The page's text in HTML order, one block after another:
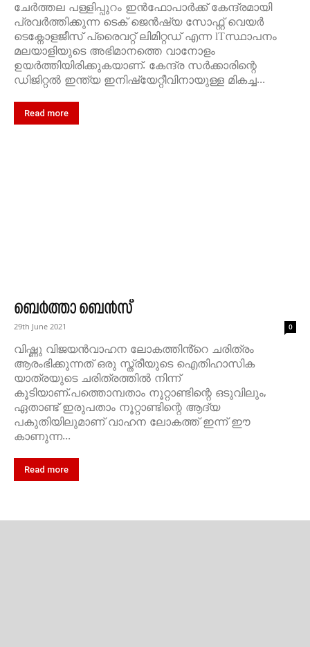
ചേർത്തല പള്ളിപ്പുറം ഇൻഫോപാർക്ക് കേന്ദ്രമായി
പ്രവർത്തിക്കുന്ന ടെക് ജെൻഷ്യ സോഫ്റ്റ് വെയർ
ടെക്നോളജീസ് പ്രൈവറ്റ് ലിമിറ്റഡ് എന്ന lTസ്ഥാപനം
മലയാളിയുടെ അഭിമാനത്തെ വാനോളം
ഉയർത്തിയിരിക്കുകയാണ്. കേന്ദ്ര സർക്കാരിന്റെ
ഡിജിറ്റൽ ഇന്ത്യ ഇനിഷ്യേറ്റീവിനായുള്ള മികച്ച...
Read more
ബെർത്താ ബെൻസ്
29th June 2021 0
വിഷ്ണു വിജയൻവാഹന ലോകത്തിൻ്റെ ചരിത്രം
ആരംഭിക്കുന്നത് ഒരു സ്ത്രീയുടെ ഐതിഹാസിക
യാത്രയുടെ ചരിത്രത്തിൽ നിന്ന്
കൂടിയാണ്.പത്തൊമ്പതാം നൂറ്റാണ്ടിന്റെ ഒടുവിലും,
ഏതാണ്ട് ഇരുപതാം നൂറ്റാണ്ടിന്റെ ആദ്യ
പകുതിയിലുമാണ് വാഹന ലോകത്ത് ഇന്ന് ഈ
കാണുന്ന...
Read more